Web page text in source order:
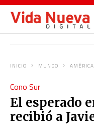
INICIO MUNDO AMÉRICA
Cono Sur
El esperado
recibió a